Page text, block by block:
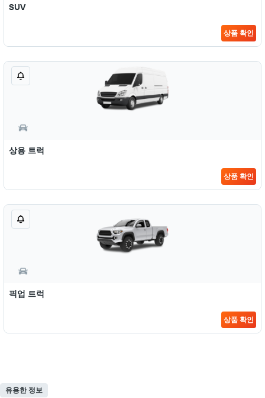
SUV
상품 확인
상용 트럭
상품 확인
픽업 트럭
상품 확인
유용한 정보